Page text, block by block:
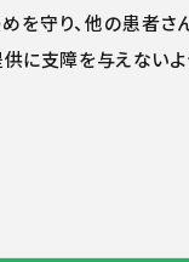
を守り、他の患者
に支障を与えないよ